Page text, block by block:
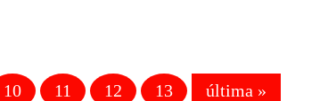
10 11 12 13 última »